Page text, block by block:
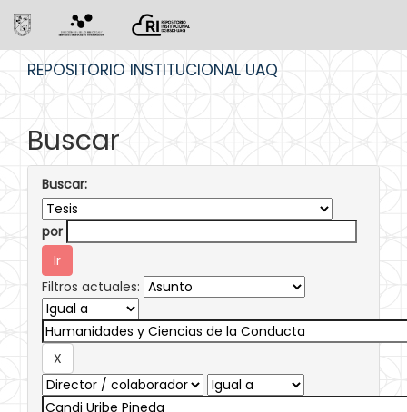
REPOSITORIO INSTITUCIONAL UAQ
Buscar
Buscar:
por
Filtros actuales: